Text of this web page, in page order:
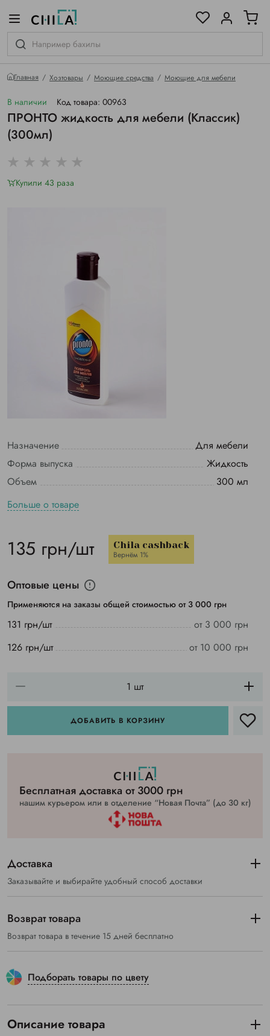
Главная Хозтовары Моющие средства Моющие для мебели
В наличии Код товара: 00963
ПРОНТО жидкость для мебели (Классик)
(300мл)
Купили 43 раза
Назначение
Для мебели
Форма выпуска
Жидкость
Объем
300 мл
Больше о товаре
135 грн/шт Chila cashback
Вернём 1%
Оптовые цены
Применяются на заказы общей стоимостью от 3 000 грн
131 грн/шт
от 3 000 грн
126 грн/шт
от 10 000 грн
ДОБАВИТЬ В КОРЗИНУ
Бесплатная доставка от 3000 грн
нашим курьером или в отделение “Новая Почта” (до 30 кг)
Доставка
Заказывайте и выбирайте удобный способ доставки
Возврат товара
Возврат товара в течение 15 дней бесплатно
Подборать товары по цвету
Описание товара
гамме